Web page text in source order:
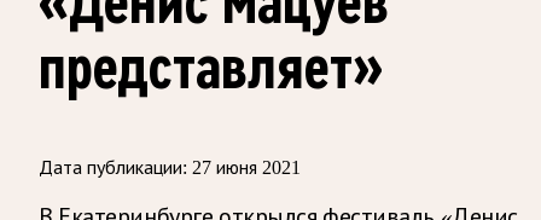
представляет»
Дата публикации: 27 июня 2021